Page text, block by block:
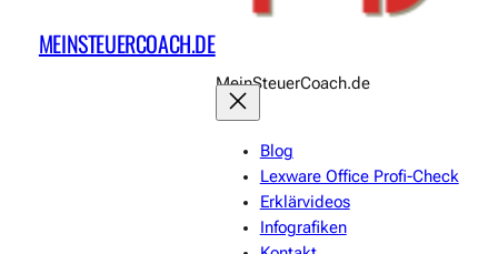
MEINSTEUERCOACH.DE
MeinSteuerCoach.de
Blog
Lexware Office Profi-Check
Erklärvideos
Infografiken